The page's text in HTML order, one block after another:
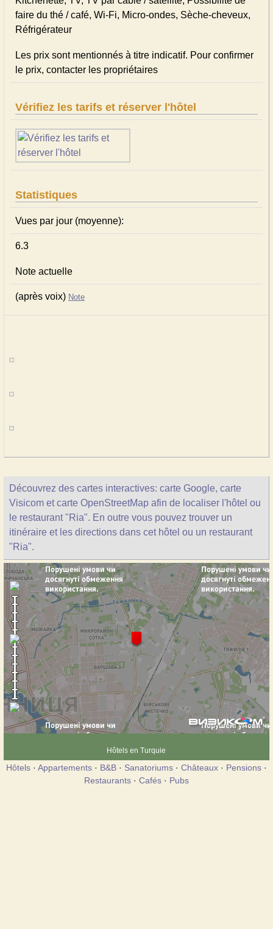
faire du thé / café, Wi-Fi, Micro-ondes, Sèche-cheveux,
Réfrigérateur
Les prix sont mentionnés à titre indicatif. Pour confirmer
le prix, contacter les propriétaires
Vérifiez les tarifs et réserver l'hôtel
Statistiques
Vues par jour (moyenne):
6.3
Note actuelle
(après voix) Note
Découvrez des cartes interactives: carte Google, carte
Visicom et carte OpenStreetMap afin de localiser l'hôtel ou
le restaurant "Ria". En outre vous pouvez trouver un
itinéraire et les directions dans cet hôtel ou un restaurant
"Ria".
Hôtels en Turquie
Hôtels · Appartements · B&B · Sanatoriums · Châteaux · Pensions ·
Restaurants · Cafés · Pubs